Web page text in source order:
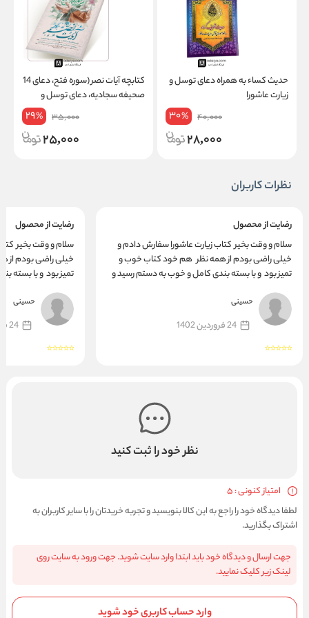
حدیث کساء به همراه دعای توسل و
زیارت عاشورا
40,000
30%
28,000
کتابچه آیات نصر (سوره فتح، دعای 14
صحیفه سجادیه، دعای توسل و
35,000
29%
25,000
نظرات کاربران
رضایت از محصول
سلام و وقت بخیر کتاب زیارت عاشورا سفارش دادم و
خیلی راضی بودم از همه نظر هم خود کتاب خوب و
تمیز بود و با بسته بندی کامل و خوب به دستم رسید و
از اینکه وقت گذاشتن به سوالام جواب دادن کامل هم
خیلی ممنونم . تجربه خوبی بود و باز هم حتما سفارش
میدم و از این سایت خرید میکنم
حسینی
24 فروردین 1402
رضایت از محصول
سلام و وقت بخیر
خیلی راضی بودم
تمیز بود و با بسته
از اینکه وقت
خیلی ممنونم .
میدم و از این سایت
حسینی
24 فروردین 1402
نظر خود را ثبت کنید
امتیاز کنونی : 5
لطفا دیدگاه خود را راجع به این کالا بنویسید و تجربه خریدتان را با سایر کاربران به
اشتراک بگذارید.
جهت ارسال و دیدگاه خود باید ابتدا وارد سایت شوید. جهت ورود به سایت روی
لینک زیر کلیک نمایید.
وارد حساب کاربری خود شوید